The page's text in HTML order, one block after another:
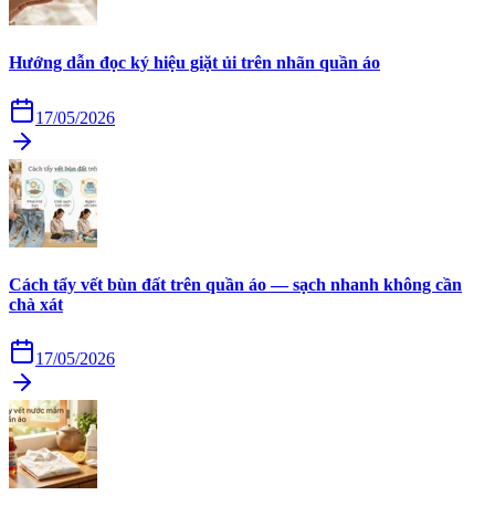
Hướng dẫn đọc ký hiệu giặt ủi trên nhãn quần áo
17/05/2026
Cách tẩy vết bùn đất trên quần áo — sạch nhanh không cần
chà xát
17/05/2026